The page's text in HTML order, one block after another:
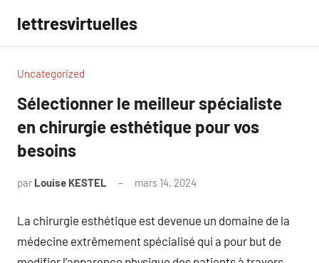
contenu
lettresvirtuelles
Uncategorized
Sélectionner le meilleur spécialiste
en chirurgie esthétique pour vos
besoins
par Louise KESTEL mars 14, 2024
La chirurgie esthétique est devenue un domaine de la
médecine extrêmement spécialisé qui a pour but de